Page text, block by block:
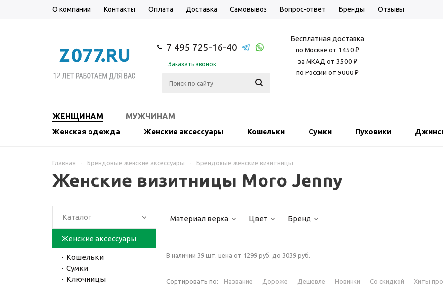
О компании Контакты Оплата Доставка Самовывоз Вопрос-ответ Бренды Отзывы
7 495 725-16-40
Заказать звонок
Бесплатная доставка
по Москве от 1450 ₽
за МКАД от 3500 ₽
по России от 9000 ₽
ЖЕНЩИНАМ МУЖЧИНАМ
Женская одежда Женские аксессуары Кошельки Сумки Пуховики
Главная - Брендовые женские аксессуары - Брендовые женские визитницы
Женские визитницы Moro Jenny
Каталог
Женские аксессуары
Кошельки
Сумки
Ключницы
Материал верха Цвет Бренд
В наличии 39 шт. цена от 1299 руб. до 3039 руб.
Сортировать по: Название Дороже Дешевле Новинки Со скидкой Хиты